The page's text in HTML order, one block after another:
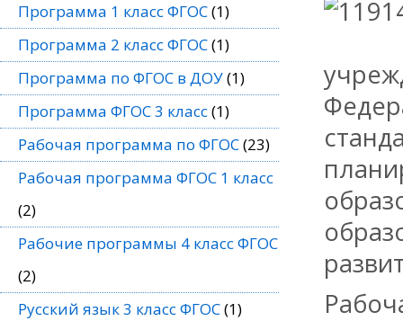
Программа 1 класс ФГОС(1)
Программа 2 класс ФГОС(1)
Программа по ФГОС в ДОУ(1)
Программа ФГОС 3 класс(1)
Рабочая программа по ФГОС(23)
Рабочая программа ФГОС 1 класс
(2)
Рабочие программы 4 класс ФГОС
(2)
Русский язык 3 класс ФГОС(1)